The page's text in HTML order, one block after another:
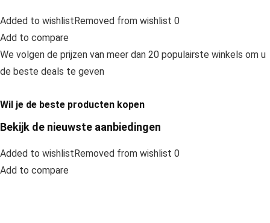
Added to wishlistRemoved from wishlist 0
Add to compare
We volgen de prijzen van meer dan 20 populairste winkels om u
de beste deals te geven
Wil je de beste producten kopen
Bekijk de nieuwste aanbiedingen
Added to wishlistRemoved from wishlist 0
Add to compare